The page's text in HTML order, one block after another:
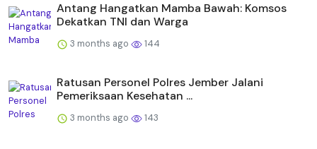
Antang Hangatkan Mamba Bawah: Komsos
Dekatkan TNI dan Warga
3 months ago 144
Ratusan Personel Polres Jember Jalani
Pemeriksaan Kesehatan ...
3 months ago 143